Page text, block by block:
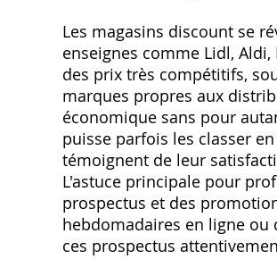
Les magasins discount se
enseignes comme Lidl‚
des prix très compétitifs‚
marques propres aux
économique sans pour
puisse parfois les classer
témoignent de leur
L'astuce principale pour
prospectus et des
hebdomadaires en ligne
ces prospectus